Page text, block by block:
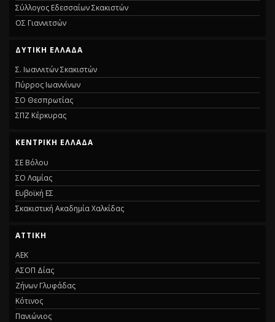
Σύλλογος Εδεσσαίων Σκακιστών
ΟΣ Γιαννιτσών
ΔΥΤΙΚΗ ΕΛΛΑΔΑ
Σ. Ιωαννιτών Σκακιστών
Πύρρος Ιωαννίνων
ΣΟ Θεσπρωτίας
ΣΠΖ Κέρκυρας
ΚΕΝΤΡΙΚΗ ΕΛΛΑΔΑ
ΣΕ Βόλου
ΣΟ Λαμίας
Ευβοϊκή ΕΣ
Σκακιστική Ακαδημία Χαλκίδας
ΑΤΤΙΚΗ
ΑΕΚ
ΑΣΟΠ Δίας
Ζήνων Γλυφάδας
Κότινος
Πανιώνιος